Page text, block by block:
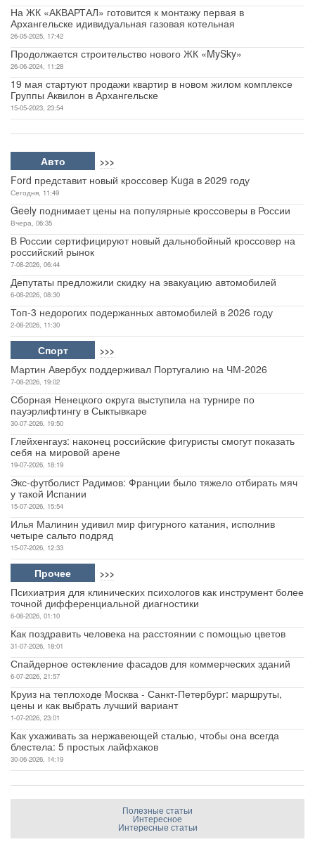
На ЖК «АКВАРТАЛ» готовится к монтажу первая в
Архангельске идивидуальная газовая котельная
26-05-2025, 17:42
Продолжается строительство нового ЖК «MySky»
26-06-2024, 11:28
19 мая стартуют продажи квартир в новом жилом комплексе
Группы Аквилон в Архангельске
15-05-2023, 23:54
Авто >>>
Ford представит новый кроссовер Kuga в 2029 году
Сегодня, 11:49
Geely поднимает цены на популярные кроссоверы в России
Вчера, 06:35
В России сертифицируют новый дальнобойный кроссовер на
российский рынок
7-08-2026, 06:44
Депутаты предложили скидку на эвакуацию автомобилей
6-08-2026, 08:30
Топ-3 недорогих подержанных автомобилей в 2026 году
2-08-2026, 11:30
Спорт >>>
Мартин Авербух поддерживал Португалию на ЧМ-2026
7-08-2026, 19:02
Сборная Ненецкого округа выступила на турнире по
пауэрлифтингу в Сыктывкаре
30-07-2026, 19:50
Глейхенгауз: наконец российские фигуристы смогут показать
себя на мировой арене
19-07-2026, 18:19
Экс-футболист Радимов: Франции было тяжело отбирать мяч
у такой Испании
15-07-2026, 15:54
Илья Малинин удивил мир фигурного катания, исполнив
четыре сальто подряд
15-07-2026, 12:33
Прочее >>>
Психиатрия для клинических психологов как инструмент более
точной дифференциальной диагностики
6-08-2026, 01:10
Как поздравить человека на расстоянии с помощью цветов
31-07-2026, 18:01
Спайдерное остекление фасадов для коммерческих зданий
6-07-2026, 21:57
Круиз на теплоходе Москва - Санкт-Петербург: маршруты,
цены и как выбрать лучший вариант
1-07-2026, 23:01
Как ухаживать за нержавеющей сталью, чтобы она всегда
блестела: 5 простых лайфхаков
30-06-2026, 14:19
Полезные статьи
Интересное
Интересные статьи